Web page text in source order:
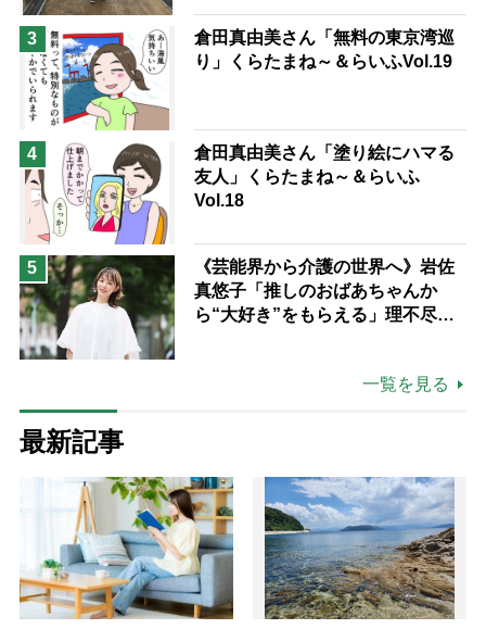
3
倉田真由美さん「無料の東京湾巡
り」くらたまね～＆らいふVol.19
4
倉田真由美さん「塗り絵にハマる
友人」くらたまね～＆らいふ
Vol.18
5
《芸能界から介護の世界へ》岩佐
真悠子「推しのおばあちゃんか
ら“大好き”をもらえる」理不尽さ
一覧を見る
最新記事